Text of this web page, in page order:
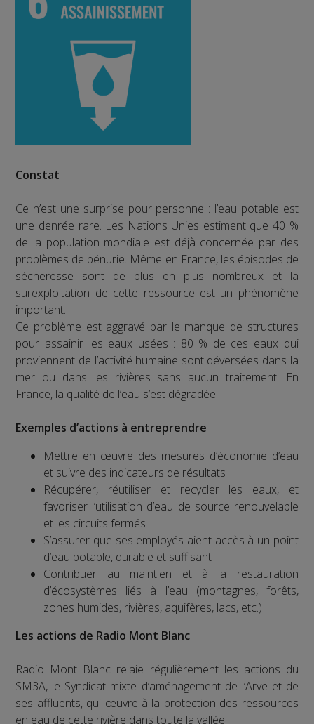
Constat
Ce n’est une surprise pour personne : l’eau potable est
une denrée rare. Les Nations Unies estiment que 40 %
de la population mondiale est déjà concernée par des
problèmes de pénurie. Même en France, les épisodes de
sécheresse sont de plus en plus nombreux et la
surexploitation de cette ressource est un phénomène
important.
Ce problème est aggravé par le manque de structures
pour assainir les eaux usées : 80 % de ces eaux qui
proviennent de l’activité humaine sont déversées dans la
mer ou dans les rivières sans aucun traitement. En
France, la qualité de l’eau s’est dégradée.
Exemples d’actions à entreprendre
Mettre en œuvre des mesures d’économie d’eau
et suivre des indicateurs de résultats
Récupérer, réutiliser et recycler les eaux, et
favoriser l’utilisation d’eau de source renouvelable
et les circuits fermés
S’assurer que ses employés aient accès à un point
d’eau potable, durable et suffisant
Contribuer au maintien et à la restauration
d’écosystèmes liés à l’eau (montagnes, forêts,
zones humides, rivières, aquifères, lacs, etc.)
Les actions de Radio Mont Blanc
Radio Mont Blanc relaie régulièrement les actions du
SM3A, le Syndicat mixte d’aménagement de l’Arve et de
ses affluents, qui œuvre à la protection des ressources
en eau de cette rivière dans toute la vallée.